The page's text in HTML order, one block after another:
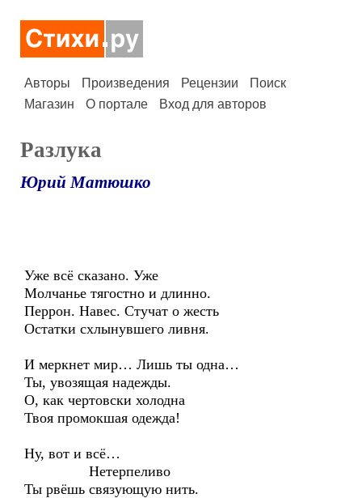
Авторы Произведения Рецензии
Поиск
Магазин
О портале Вход для авторов
Разлука
Юрий Матюшко
Уже всё сказано. Уже
Молчанье тягостно и длинно.
Перрон. Навес. Стучат о жесть
Остатки схлынувшего ливня.
И меркнет мир… Лишь ты одна…
Ты, увозящая надежды.
О, как чертовски холодна
Твоя промокшая одежда!
Ну, вот и всё…
Нетерпеливо
Ты рвёшь связующую нить.